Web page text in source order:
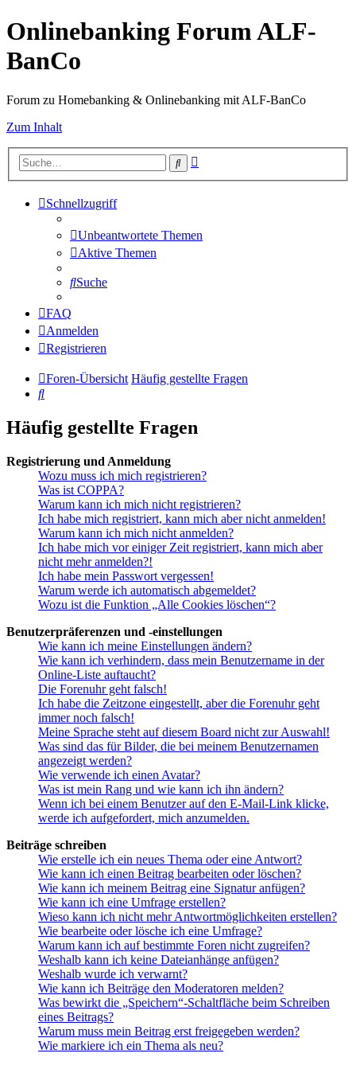
Onlinebanking Forum ALF-
BanCo
Forum zu Homebanking & Onlinebanking mit ALF-BanCo
Zum Inhalt
Suche
Schnellzugriff
Unbeantwortete Themen
Aktive Themen
Suche
FAQ
Anmelden
Registrieren
Foren-Übersicht Häufig gestellte Fragen
Suche
Häufig gestellte Fragen
Registrierung und Anmeldung
Wozu muss ich mich registrieren?
Was ist COPPA?
Warum kann ich mich nicht registrieren?
Ich habe mich registriert, kann mich aber nicht anmelden!
Warum kann ich mich nicht anmelden?
Ich habe mich vor einiger Zeit registriert, kann mich aber
nicht mehr anmelden?!
Ich habe mein Passwort vergessen!
Warum werde ich automatisch abgemeldet?
Wozu ist die Funktion „Alle Cookies löschen“?
Benutzerpräferenzen und -einstellungen
Wie kann ich meine Einstellungen ändern?
Wie kann ich verhindern, dass mein Benutzername in der
Online-Liste auftaucht?
Die Forenuhr geht falsch!
Ich habe die Zeitzone eingestellt, aber die Forenuhr geht
immer noch falsch!
Meine Sprache steht auf diesem Board nicht zur Auswahl!
Was sind das für Bilder, die bei meinem Benutzernamen
angezeigt werden?
Wie verwende ich einen Avatar?
Was ist mein Rang und wie kann ich ihn ändern?
Wenn ich bei einem Benutzer auf den E-Mail-Link klicke,
werde ich aufgefordert, mich anzumelden.
Beiträge schreiben
Wie erstelle ich ein neues Thema oder eine Antwort?
Wie kann ich einen Beitrag bearbeiten oder löschen?
Wie kann ich meinem Beitrag eine Signatur anfügen?
Wie kann ich eine Umfrage erstellen?
Wieso kann ich nicht mehr Antwortmöglichkeiten erstellen?
Wie bearbeite oder lösche ich eine Umfrage?
Warum kann ich auf bestimmte Foren nicht zugreifen?
Weshalb kann ich keine Dateianhänge anfügen?
Weshalb wurde ich verwarnt?
Wie kann ich Beiträge den Moderatoren melden?
Was bewirkt die „Speichern“-Schaltfläche beim Schreiben
eines Beitrags?
Warum muss mein Beitrag erst freigegeben werden?
Wie markiere ich ein Thema als neu?